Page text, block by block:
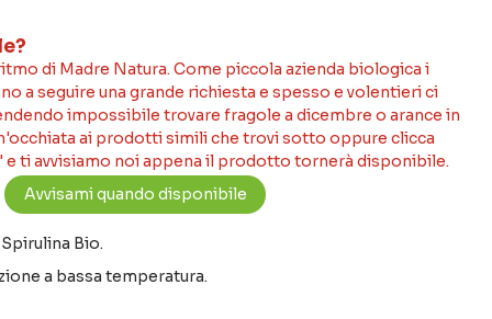
di Madre Natura. Come piccola azienda biologica i
a seguire una grande richiesta e spesso e volentieri ci
impossibile trovare fragole a dicembre o arance in
ai prodotti simili che trovi sotto oppure clicca
e ti avvisiamo noi appena il prodotto tornerà disponibile.
Bio.
a bassa temperatura.